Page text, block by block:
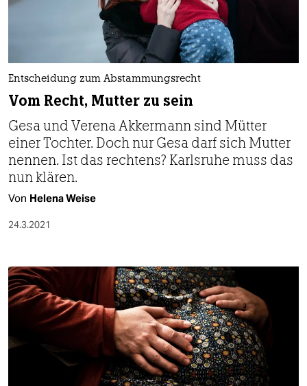
Entscheidung zum Abstammungsrecht
Vom Recht, Mutter zu sein
Gesa und Verena Akkermann sind Mütter
einer Tochter. Doch nur Gesa darf sich Mutter
nennen. Ist das rechtens? Karlsruhe muss das
nun klären.
Von Helena Weise
24.3.2021